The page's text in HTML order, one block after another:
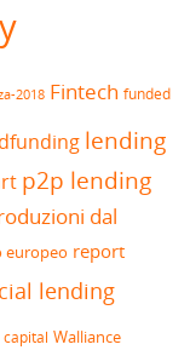
2018 Fintech funded
lending
p2p lending
dal
europeo report
lending
Walliance